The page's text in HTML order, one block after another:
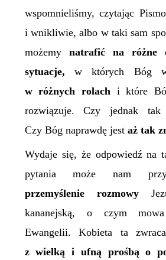
wspomnieliśmy, czytając
i wnikliwie, albo w taki sam
możemy natrafić na różne
sytuacje,w których Bóg
w różnych rolach i które
rozwiązuje. Czy jednak tak
Czy Bóg naprawdę jest aż tak
Wydaje się, że odpowiedź na
pytania może nam
przemyślenie rozmowy
kananejską, o czym
Ewangelii. Kobieta ta
z wielką i ufną prośbą o